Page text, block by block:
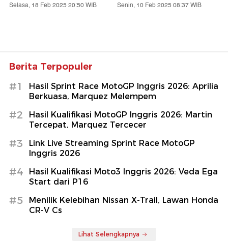
Selasa, 18 Feb 2025 20:50 WIB Senin, 10 Feb 2025 08:37 WIB
Berita Terpopuler
#1
Hasil Sprint Race MotoGP Inggris 2026: Aprilia
Berkuasa, Marquez Melempem
#2
Hasil Kualifikasi MotoGP Inggris 2026: Martin
Tercepat, Marquez Tercecer
#3
Link Live Streaming Sprint Race MotoGP
Inggris 2026
#4
Hasil Kualifikasi Moto3 Inggris 2026: Veda Ega
Start dari P16
#5
Menilik Kelebihan Nissan X-Trail, Lawan Honda
CR-V Cs
Lihat Selengkapnya